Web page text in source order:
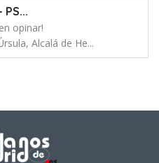
PS...
opinar!
Alcalá de He...